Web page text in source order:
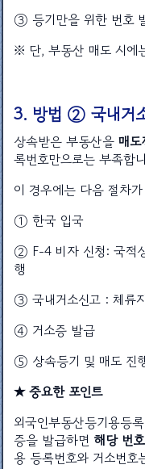
③ 등기만을 위한 번호
※ 단, 부동산 매도 시에
3. 방법 ② 국내거
상속받은 부동산을매
록번호만으로는 부족합
이 경우에는 다음 절차
① 한국 입국
② F-4 비자 신청: 국적
행
③ 국내거소신고 : 체류
④ 거소증 발급
⑤ 상속등기 및 매도 진
★ 중요한 포인트
외국인부동산등기용등
증을 발급하면 해당 번
용 등록번호와 거소번호